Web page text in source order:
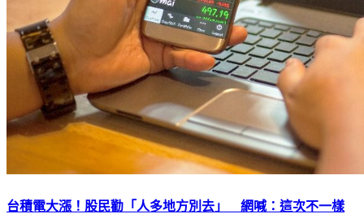
台積電大漲！股民勸「人多地方別去」 網喊：這次不一樣